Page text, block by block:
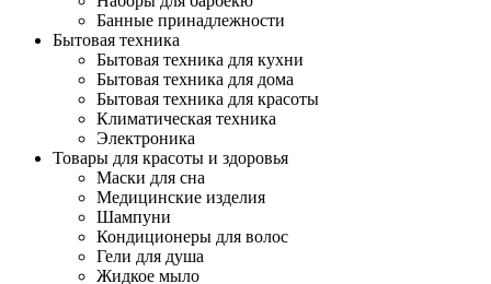
Банные принадлежности
Бытовая техника
Бытовая техника для кухни
Бытовая техника для дома
Бытовая техника для красоты
Климатическая техника
Электроника
Товары для красоты и здоровья
Маски для сна
Медицинские изделия
Шампуни
Кондиционеры для волос
Гели для душа
Жидкое мыло